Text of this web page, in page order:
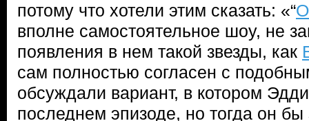
потому что хотели этим сказать: «“
вполне самостоятельное шоу, не
появления в нем такой звезды, как
сам полностью согласен с
обсуждали вариант, в котором Эдди
последнем эпизоде, но тогда он бы